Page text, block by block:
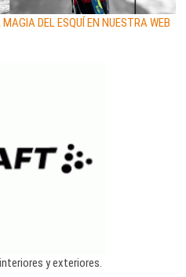
DEL ESQUÍ EN NUESTRA WEB
y exteriores.